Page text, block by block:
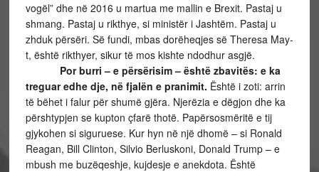
vogël” dhe në 2016 u martua me mallin e Brexit. Pastaj u
shmang. Pastaj u rikthye, si ministër i Jashtëm. Pastaj u
zhduk përsëri. Së fundi, mbas dorëheqjes së Theresa May-
t, është rikthyer, sikur të mos kishte ndodhur asgjë.
Por burri – e përsërisim – është zbavitës: e ka
treguar edhe dje, në fjalën e pranimit. Është i zoti: arrin
të bëhet i falur për shumë gjëra. Njerëzia e dëgjon dhe ka
përshtypjen se kupton çfarë thotë. Papërsosmëritë e tij
gjykohen si siguruese. Kur hyn në një dhomë – si Ronald
Reagan, Bill Clinton, Silvio Berluskoni, Donald Trump – e
mbush me buzëqeshje, kujdesje e anekdota. Është